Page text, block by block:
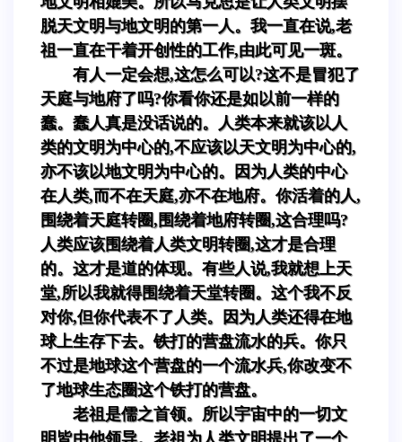
脱天文明与地文明的第一人。我一直在说,老
祖一直在干着开创性的工作,由此可见一斑。
有人一定会想,这怎么可以?这不是冒犯了
天庭与地府了吗?你看你还是如以前一样的
蠢。蠢人真是没话说的。人类本来就该以人
类的文明为中心的,不应该以天文明为中心的,
亦不该以地文明为中心的。因为人类的中心
在人类,而不在天庭,亦不在地府。你活着的人,
围绕着天庭转圈,围绕着地府转圈,这合理吗?
人类应该围绕着人类文明转圈,这才是合理
的。这才是道的体现。有些人说,我就想上天
堂,所以我就得围绕着天堂转圈。这个我不反
对你,但你代表不了人类。因为人类还得在地
球上生存下去。铁打的营盘流水的兵。你只
不过是地球这个营盘的一个流水兵,你改变不
了地球生态圈这个铁打的营盘。
老祖是儒之首领。所以宇宙中的一切文
明皆由他领导。老祖为人类文明提出了一个